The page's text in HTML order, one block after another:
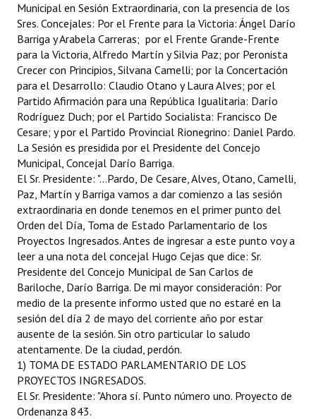
LEGISLACIÓN
Constitución Nacional
Constitución Provincial
Carta Orgánica 2007
Reglamento Interno
Digesto
Organigrama
DOCUMENTOS
Informes de Gestión
Proyectos Presentados
Dictámenes Asesoría Letrada
Actas de Sesión
Informes de Unidad Coordinadora
Ejecución Presupuestaria
Municipal en Sesión Extraordinaria, con la presencia de los
Sres. Concejales: Por el Frente para la Victoria: Ángel Darío
Barriga y Arabela Carreras; por el Frente Grande-Frente
para la Victoria, Alfredo Martín y Silvia Paz; por Peronista
Crecer con Principios, Silvana Camelli; por la Concertación
para el Desarrollo: Claudio Otano y Laura Alves; por el
Partido Afirmación para una República Igualitaria: Darío
Rodríguez Duch; por el Partido Socialista: Francisco De
Cesare; y por el Partido Provincial Rionegrino: Daniel Pardo.
La Sesión es presidida por el Presidente del Concejo
Municipal, Concejal Darío Barriga.
El Sr. Presidente: "...Pardo, De Cesare, Alves, Otano, Camelli,
Paz, Martín y Barriga vamos a dar comienzo a las sesión
extraordinaria en donde tenemos en el primer punto del
Orden del Día, Toma de Estado Parlamentario de los
Proyectos Ingresados. Antes de ingresar a este punto voy a
leer a una nota del concejal Hugo Cejas que dice: Sr.
Presidente del Concejo Municipal de San Carlos de
Bariloche, Darío Barriga. De mi mayor consideración: Por
medio de la presente informo usted que no estaré en la
sesión del día 2 de mayo del corriente año por estar
ausente de la sesión. Sin otro particular lo saludo
atentamente. De la ciudad, perdón.
1) TOMA DE ESTADO PARLAMENTARIO DE LOS
PROYECTOS INGRESADOS.
El Sr. Presidente: "Ahora sí. Punto número uno. Proyecto de
Ordenanza 843.